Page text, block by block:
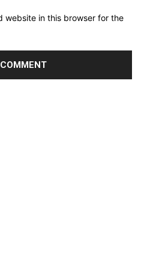
website in this browser for the